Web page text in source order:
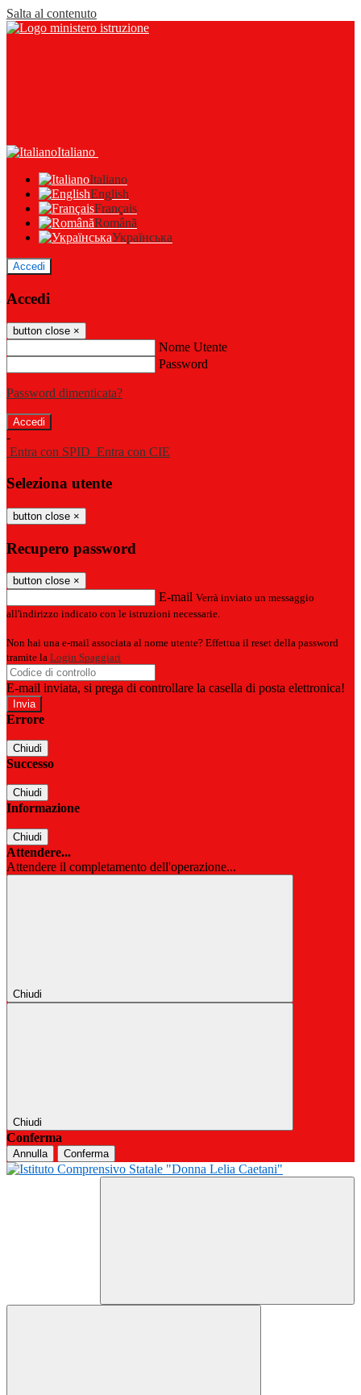
Salta al contenuto
Italiano
Italiano
English
Français
Română
Українська
Accedi
Accedi
button close ×
Nome Utente
Password
Password dimenticata?
-
Entra con SPID Entra con CIE
Seleziona utente
button close ×
Recupero password
button close ×
E-mail Verrà inviato un messaggio
all'indirizzo indicato con le istruzioni necessarie.
Non hai una e-mail associata al nome utente? Effettua il reset della password
tramite la Login Spaggiari
E-mail inviata, si prega di controllare la casella di posta elettronica!
Errore
Chiudi
Successo
Chiudi
Informazione
Chiudi
Attendere...
Attendere il completamento dell'operazione...
Chiudi
Chiudi
Conferma
Annulla Conferma